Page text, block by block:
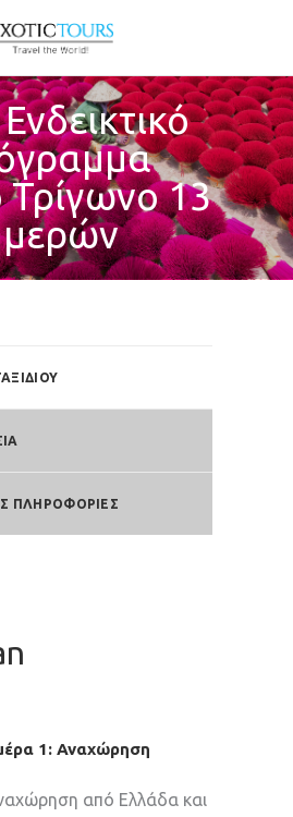
13
ΠΛΗΡΟΦΟΡΙΕΣ
1: Αναχώρηση
από Ελλάδα και